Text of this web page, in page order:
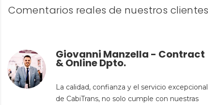
Comentarios reales de nuestros clientes
Giovanni Manzella - Contract
& Online Dpto.
La calidad, confianza y el servicio excepcional
de CabiTrans, no solo cumple con nuestras